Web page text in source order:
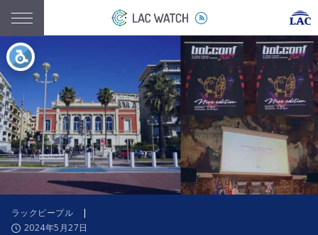
ラックピープル |
2024年5月27日